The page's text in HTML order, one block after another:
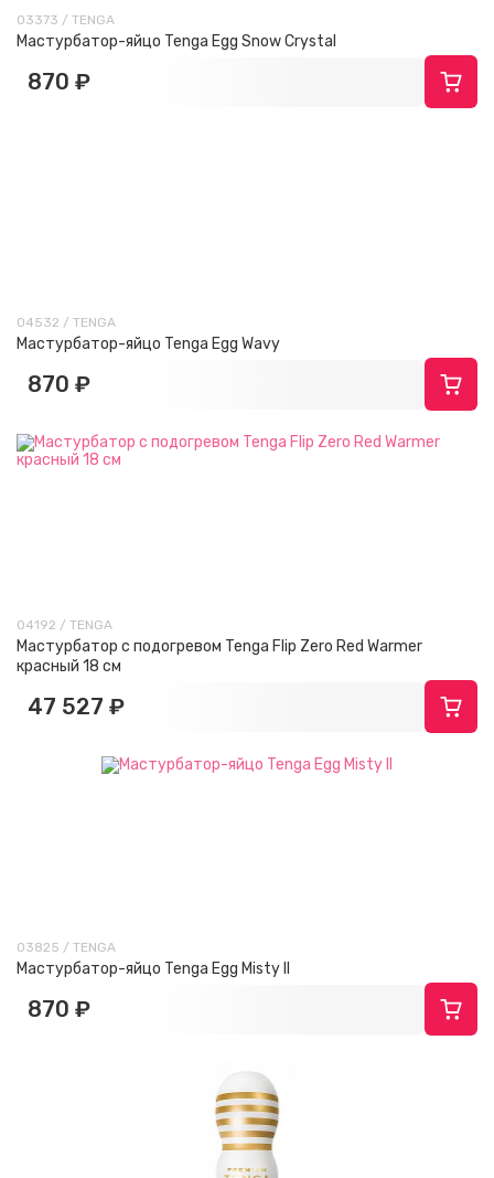
03373 / TENGA
Мастурбатор-яйцо Tenga Egg Snow Crystal
870 ₽
04532 / TENGA
Мастурбатор-яйцо Tenga Egg Wavy
870 ₽
04192 / TENGA
Мастурбатор с подогревом Tenga Flip Zero Red Warmer
красный 18 см
47 527 ₽
03825 / TENGA
Мастурбатор-яйцо Tenga Egg Misty II
870 ₽